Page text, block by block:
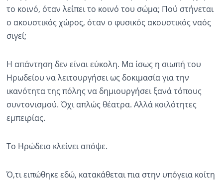
το κοινό, όταν λείπει το κοινό του σώμα; Πού στήνεται
ο ακουστικός χώρος, όταν ο φυσικός ακουστικός ναός
σιγεί;
Η απάντηση δεν είναι εύκολη. Μα ίσως η σιωπή του
Ηρωδείου να λειτουργήσει ως δοκιμασία για την
ικανότητα της πόλης να δημιουργήσει ξανά τόπους
συντονισμού. Όχι απλώς θέατρα. Αλλά κοιλότητες
εμπειρίας.
Το Ηρώδειο κλείνει απόψε.
Ό,τι ειπώθηκε εδώ, κατακάθεται πια στην υπόγεια κοίτη